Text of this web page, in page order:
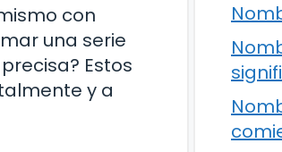
con
una serie
Estos
y a